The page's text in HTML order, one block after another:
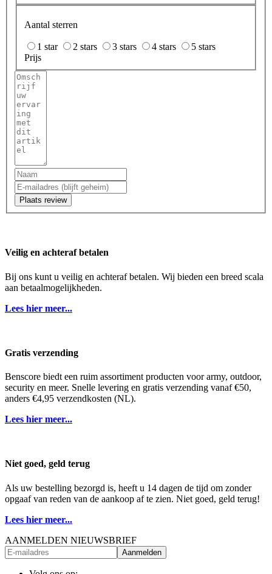
Aantal sterren
1 star 2 stars 3 stars 4 stars
5 stars
Prijs
Plaats review
Veilig en achteraf betalen
Bij ons kunt u veilig en achteraf betalen. Wij bieden een breed scala
aan betaalmogelijkheden.
Lees hier meer...
Gratis verzending
Benscore biedt een ruim assortiment producten voor army, outdoor,
security en meer. Snelle levering en gratis verzending vanaf €50,
anders €4,95 verzendkosten (NL).
Lees hier meer...
Niet goed, geld terug
Als uw bestelling bezorgd is, heeft u 14 dagen de tijd om zonder
opgaaf van reden van de aankoop af te zien. Niet goed, geld terug!
Lees hier meer...
AANMELDEN NIEUWSBRIEF
Aanmelden